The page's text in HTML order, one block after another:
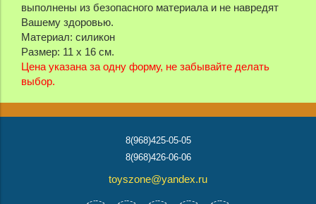
выполнены из безопасного материала и не навредят
Вашему здоровью.
Материал: силикон
Размер: 11 х 16 см.
Цена указана за одну форму, не забывайте делать
выбор.
8(968)425-05-05
8(968)426-06-06
toyszone@yandex.ru